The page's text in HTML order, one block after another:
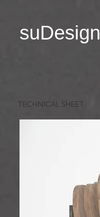
suDesign
TECHNICAL SHEET